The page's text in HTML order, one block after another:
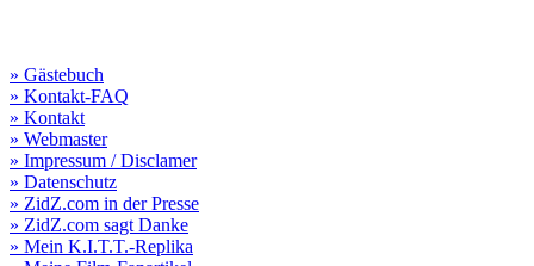
» Gästebuch
» Kontakt-FAQ
» Kontakt
» Webmaster
» Impressum / Disclamer
» Datenschutz
» ZidZ.com in der Presse
» ZidZ.com sagt Danke
» Mein K.I.T.T.-Replika